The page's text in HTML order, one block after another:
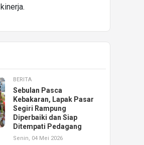
BERITA
Sebulan Pasca
Kebakaran, Lapak Pasar
Segiri Rampung
Diperbaiki dan Siap
Ditempati Pedagang
Senin, 04 Mei 2026